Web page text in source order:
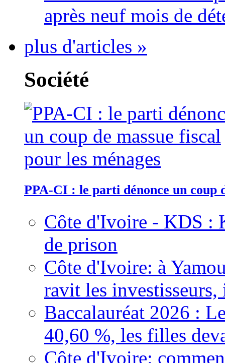
après neuf mois de
plus d'articles »
Société
PPA-CI : le parti dénonce un coup
Côte d'Ivoire - KDS :
de prison
Côte d'Ivoire: à
ravit les
Baccalauréat 2026 :
40,60 %, les filles
Côte d'Ivoire: